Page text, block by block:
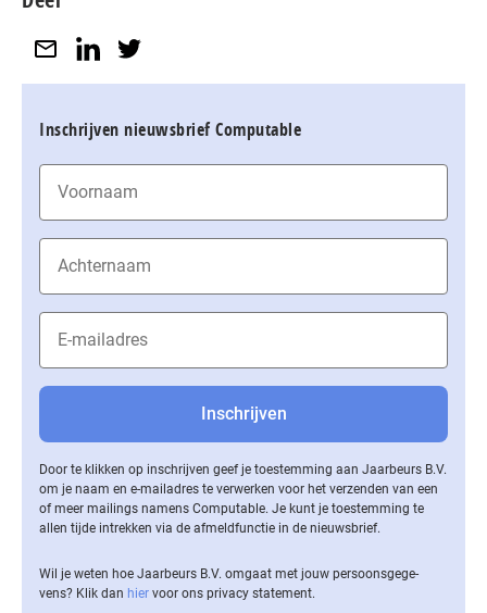
Inschrijven nieuwsbrief Computable
Door te klikken op inschrijven geef je toestemming aan Jaarbeurs B.V.
om je naam en e-mailadres te verwerken voor het verzenden van een
of meer mailings namens Computable. Je kunt je toestemming te
allen tijde intrekken via de af­meld­func­tie in de nieuwsbrief.
Wil je weten hoe Jaarbeurs B.V. omgaat met jouw per­soons­ge­ge­
vens? Klik dan hier voor ons privacy statement.